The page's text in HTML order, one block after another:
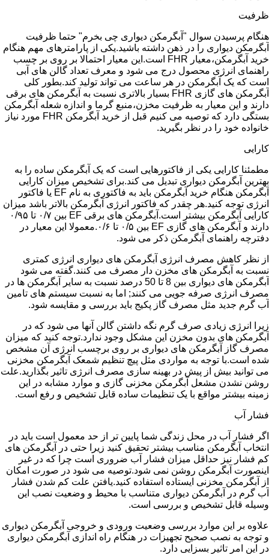
ظرفیت
هنگام پرسیدن سوال "آبگرمکن دیواری چی بخرم" حتما ظرفیت
آبگرمکن دیواری را در ذهن داشته باشید.یکی از پارامترهای مهم هنگام
خرید آبگرمکن،معیار FHR است.این معیار احتمالا بر روی بر چسب
راهنمای انرژی محصول درج می شود و معرف تعداد گالن های آبی
است که یک آبگرمکن در هر ساعت می تواند تولید کند.بطور کلی
آبگرمکن های گازی FHR بسیار بالاتری نسبت به آبگرمکن های برقی
دارند و این معیار به ظرفیت مخزن،منبع گرما و اندازه شعله آبگرمکن
بستگی دارد که توصیه می کنیم قبل از خرید آبگرمکن FHR مورد نیاز
خانواده خود را در نظر بگیرید.
کارایی
مطمئنا کارایی یکی از فاکتورهایی است که یک آبگرمکن ساده را به
بهترین آبگرمکن دیواری تبدیل می کند.برای تشخیص میزان کارایی
آبگرمکن هنگام خرید آبگرمکن باید به فاکتوری به نام EF یا فاکتور
انرژی توجه کنید.هر چقدر که فاکتور انرژی آبگرمکن بالاتر باشد میزان
کارایی آبگرمکن بیشتر است.آبگرمکن های برقی EF بین ۰/۷ تا ۰/۹۵
دارند و آبگرمکن های گازی EF بین ۰/۵ تا ۰/۶.معمولا این معیار در
دفترچه راهنمای آبگرمکن ذکر می شود.
از نظر کاهش مصرف انرژی آبگرمکن های دیواری انرژی کمتری
نسبت به آبگرمکن های مخزن دار مصرف می کنند.گفته می شود
آبگرمکن های دیواری بین 8 تا 50 درصد نسبت به سایر آبگرمکن ها در
مصرف انرژی صرفه جویی می کنند; اما به نسبت سیستم های تامین
آب گرم جدید مثل مصرف گاز پکیج باید بررسی و مقایسه شود.
زیرا انرژی زیادی صرف گرم نگه داشتن گالن آنها می شود که در
آبگرمکن های بدون مخزن این مشکل وجود ندارد.توجه کنید که میزان
مصرف گاز آبگرمکن های دیواری بر روی برچسب انرژی آن مشخص
شده است.با توجه به مواردی مثل پیچ تنظیم شمعک آبگرمکن مخزنی
می توانید بیش از پیش در بهینه سازی مصرف انرژی تاثیر بگذارید.علت
روشن نشدن مشعل آبگرمکن مخزنی گازی و موارد مشابه در این
زمینه بیشتر مواقع با یک تنظیمات ساده قابل تشخیص و رفع است.
فشار آب
اگر فشار آب در محل زندگی شما پایین تر از حد معمول است باید در
انتخاب آبگرمکن مناسب بیشتر تحقیق کنید زیرا حتی در آبگرمکن های
کم فشار نیز حداقل میزان فشار آب ضروری است چرا که در غیر
اینصورت آبگرمکن روشن نمی شود.توصیه می شود در صورت امکان
از آبگرمکن مخزنی ایستاده استفاده کنید.یافتن علت کم شدن فشار
آب گرم در آبگرمکن دیواری متناسب با محیط و وضعیت نصب این
وسیله قابل تشخیص و بررسی است.
علاوه بر این موارد بررسی وضعیت ورودی و خروجی آبگرمکن دیواری
و توجه به نصب صحیح تجهیزات در هنگام راه اندازی آبگرمکن دیواری
در این امر تاثیر بسزایی دارد.